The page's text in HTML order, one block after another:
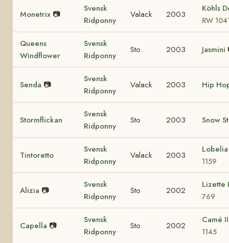
Monetrix 📷
Svensk
Ridponny
Valack 2003
Köhls
RW
Queens
Windflower
Svensk
Ridponny
Sto 2003 Jasmini
Senda 📷
Svensk
Ridponny
Valack 2003 Hip
Stormflickan
Svensk
Ridponny
Sto 2003 Snow
Tintoretto
Svensk
Ridponny
Valack 2003
1159
Alizia 📷
Svensk
Ridponny
Sto 2002
Lizette
769
Capella 📷
Svensk
Ridponny
Sto 2002
Camé
1145